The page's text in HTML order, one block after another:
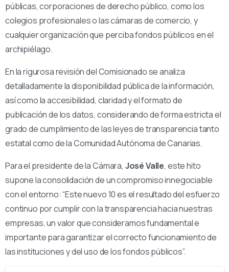
públicas, corporaciones de derecho público, como los
colegios profesionales o las cámaras de comercio, y
cualquier organización que perciba fondos públicos en el
archipiélago.
En la rigurosa revisión del Comisionado se analiza
detalladamente la disponibilidad pública de la información,
así como la accesibilidad, claridad y el formato de
publicación de los datos, considerando de forma estricta el
grado de cumplimiento de las leyes de transparencia tanto
estatal como de la Comunidad Autónoma de Canarias.
Para el presidente de la Cámara, José Valle, este hito
supone la consolidación de un compromiso innegociable
con el entorno: “Este nuevo 10 es el resultado del esfuerzo
continuo por cumplir con la transparencia hacia nuestras
empresas, un valor que consideramos fundamental e
importante para garantizar el correcto funcionamiento de
las instituciones y del uso de los fondos públicos”.